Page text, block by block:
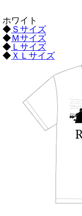
ホワイト
◆ Ｓサイズ
◆Ｍサイズ
◆ Ｌサイズ
◆ ＸＬサイズ